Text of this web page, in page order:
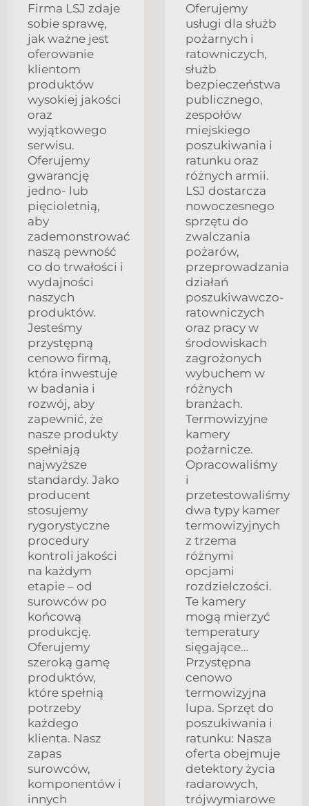
Firma LSJ zdaje
sobie sprawę,
jak ważne jest
oferowanie
klientom
produktów
wysokiej jakości
oraz
wyjątkowego
serwisu.
Oferujemy
gwarancję
jedno- lub
pięcioletnią,
aby
zademonstrować
naszą pewność
co do trwałości i
wydajności
naszych
produktów.
Jesteśmy
przystępną
cenowo firmą,
która inwestuje
w badania i
rozwój, aby
zapewnić, że
nasze produkty
spełniają
najwyższe
standardy. Jako
producent
stosujemy
rygorystyczne
procedury
kontroli jakości
na każdym
etapie – od
surowców po
końcową
produkcję.
Oferujemy
szeroką gamę
produktów,
które spełnią
potrzeby
każdego
klienta. Nasz
zapas
surowców,
komponentów i
innych
Oferujemy
usługi dla służb
pożarnych i
ratowniczych,
służb
bezpieczeństwa
publicznego,
zespołów
miejskiego
poszukiwania i
ratunku oraz
różnych armii.
LSJ dostarcza
nowoczesnego
sprzętu do
zwalczania
pożarów,
przeprowadzania
działań
poszukiwawczo-
ratowniczych
oraz pracy w
środowiskach
zagrożonych
wybuchem w
różnych
branżach.
Termowizyjne
kamery
pożarnicze.
Opracowaliśmy
i
przetestowaliśmy
dwa typy kamer
termowizyjnych
z trzema
różnymi
opcjami
rozdzielczości.
Te kamery
mogą mierzyć
temperatury
sięgające…
Przystępna
cenowo
termowizyjna
lupa. Sprzęt do
poszukiwania i
ratunku: Nasza
oferta obejmuje
detektory życia
radarowych,
trójwymiarowe